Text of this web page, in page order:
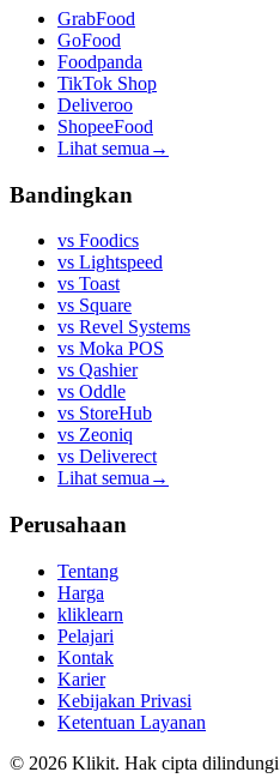
GrabFood
GoFood
Foodpanda
TikTok Shop
Deliveroo
ShopeeFood
Lihat semua →
Bandingkan
vs Foodics
vs Lightspeed
vs Toast
vs Square
vs Revel Systems
vs Moka POS
vs Qashier
vs Oddle
vs StoreHub
vs Zeoniq
vs Deliverect
Lihat semua →
Perusahaan
Tentang
Harga
kliklearn
Pelajari
Kontak
Karier
Kebijakan Privasi
Ketentuan Layanan
© 2026 Klikit. Hak cipta